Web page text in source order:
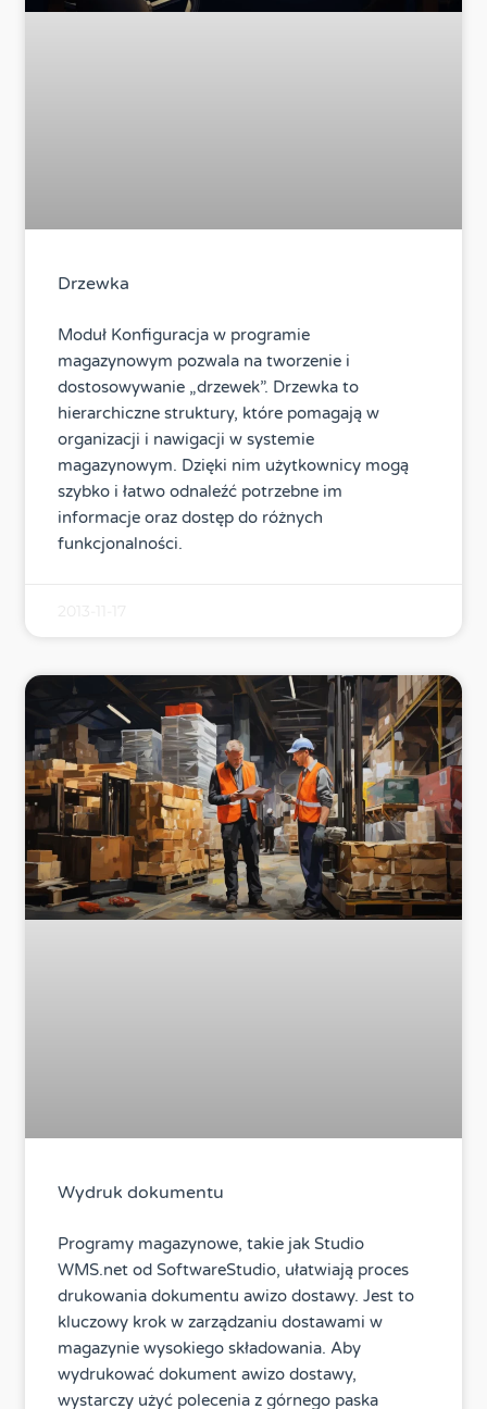
Drzewka
Moduł Konfiguracja w programie
magazynowym pozwala na tworzenie i
dostosowywanie „drzewek”. Drzewka to
hierarchiczne struktury, które pomagają w
organizacji i nawigacji w systemie
magazynowym. Dzięki nim użytkownicy mogą
szybko i łatwo odnaleźć potrzebne im
informacje oraz dostęp do różnych
funkcjonalności.
Wydruk dokumentu
Programy magazynowe, takie jak Studio
WMS.net od SoftwareStudio, ułatwiają proces
drukowania dokumentu awizo dostawy. Jest to
kluczowy krok w zarządzaniu dostawami w
magazynie wysokiego składowania. Aby
wydrukować dokument awizo dostawy,
wystarczy użyć polecenia z górnego paska